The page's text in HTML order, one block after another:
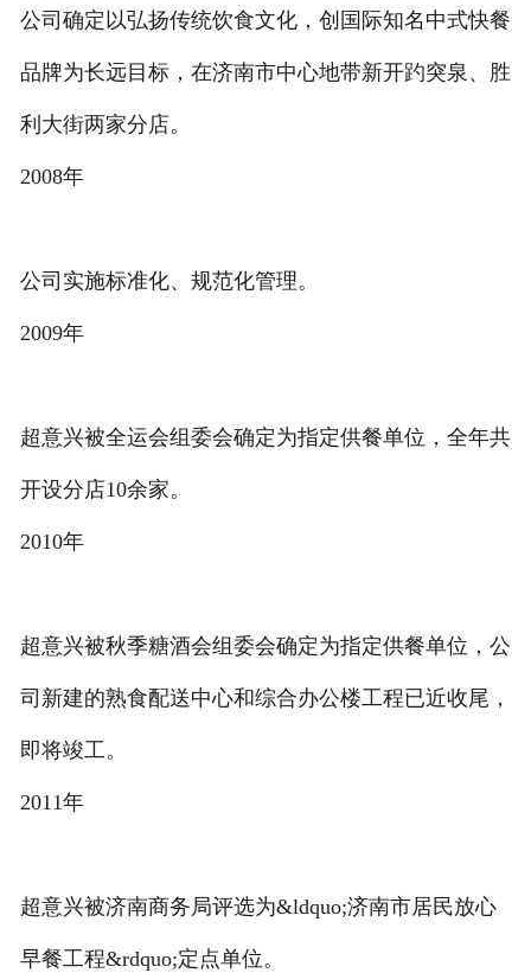
公司确定以弘扬传统饮食文化，创国际知名中式快餐
品牌为长远目标，在济南市中心地带新开趵突泉、胜
利大街两家分店。
2008年
公司实施标准化、规范化管理。
2009年
超意兴被全运会组委会确定为指定供餐单位，全年共
开设分店10余家。
2010年
超意兴被秋季糖酒会组委会确定为指定供餐单位，公
司新建的熟食配送中心和综合办公楼工程已近收尾，
即将竣工。
2011年
超意兴被济南商务局评选为&ldquo;济南市居民放心
早餐工程&rdquo;定点单位。